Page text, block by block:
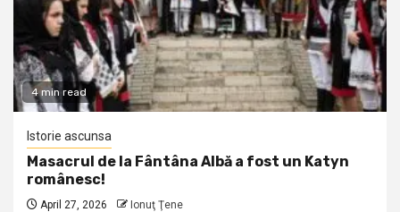
4 min read
Istorie ascunsa
Masacrul de la Fântâna Albă a fost un Katyn
românesc!
April 27, 2026 Ionuţ Ţene